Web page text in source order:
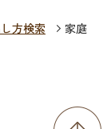
方検索
家庭